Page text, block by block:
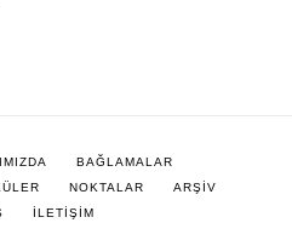
BAĞLAMALAR
NOKTALAR
ARŞİV
İLETİŞİM